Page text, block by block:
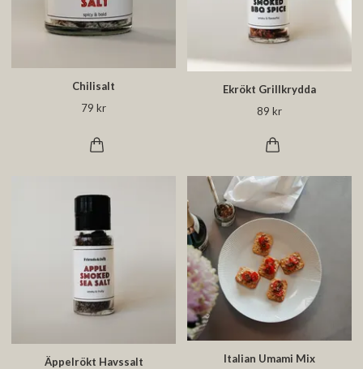
Chilisalt
79 kr
Ekrökt Grillkrydda
89 kr
Äppelrökt Havssalt
Italian Umami Mix